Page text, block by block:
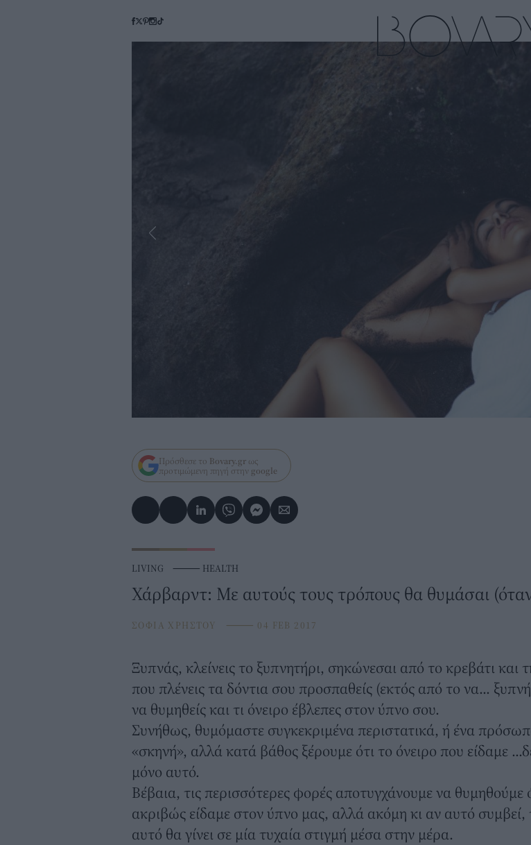
Πρόσθεσε το Bovary.gr ως
προτιμώμενη πηγή στην google
LIVING ⸻ HEALTH
Χάρβαρντ: Με αυτούς τους τρόπους θα θυμάσαι
ΣΟΦΙΑ ΧΡΗΣΤΟΥ ⸻ 04 FEB 2017
Ξυπνάς, κλείνεις το ξυπνητήρι, σηκώνεσαι από το κρεβάτι και
που πλένεις τα δόντια σου προσπαθείς (εκτός από το να...
να θυμηθείς και τι όνειρο έβλεπες στον ύπνο σου.
Συνήθως, θυμόμαστε συγκεκριμένα περιστατικά, ή ένα
«σκηνή», αλλά κατά βάθος ξέρουμε ότι το όνειρο που είδαμε
μόνο αυτό.
Βέβαια, τις περισσότερες φορές αποτυγχάνουμε να θυμηθούμε
ακριβώς είδαμε στον ύπνο μας, αλλά ακόμη κι αν αυτό συμβεί,
αυτό θα γίνει σε μία τυχαία στιγμή μέσα στην μέρα.